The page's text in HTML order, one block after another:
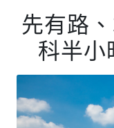
先有路
科半小